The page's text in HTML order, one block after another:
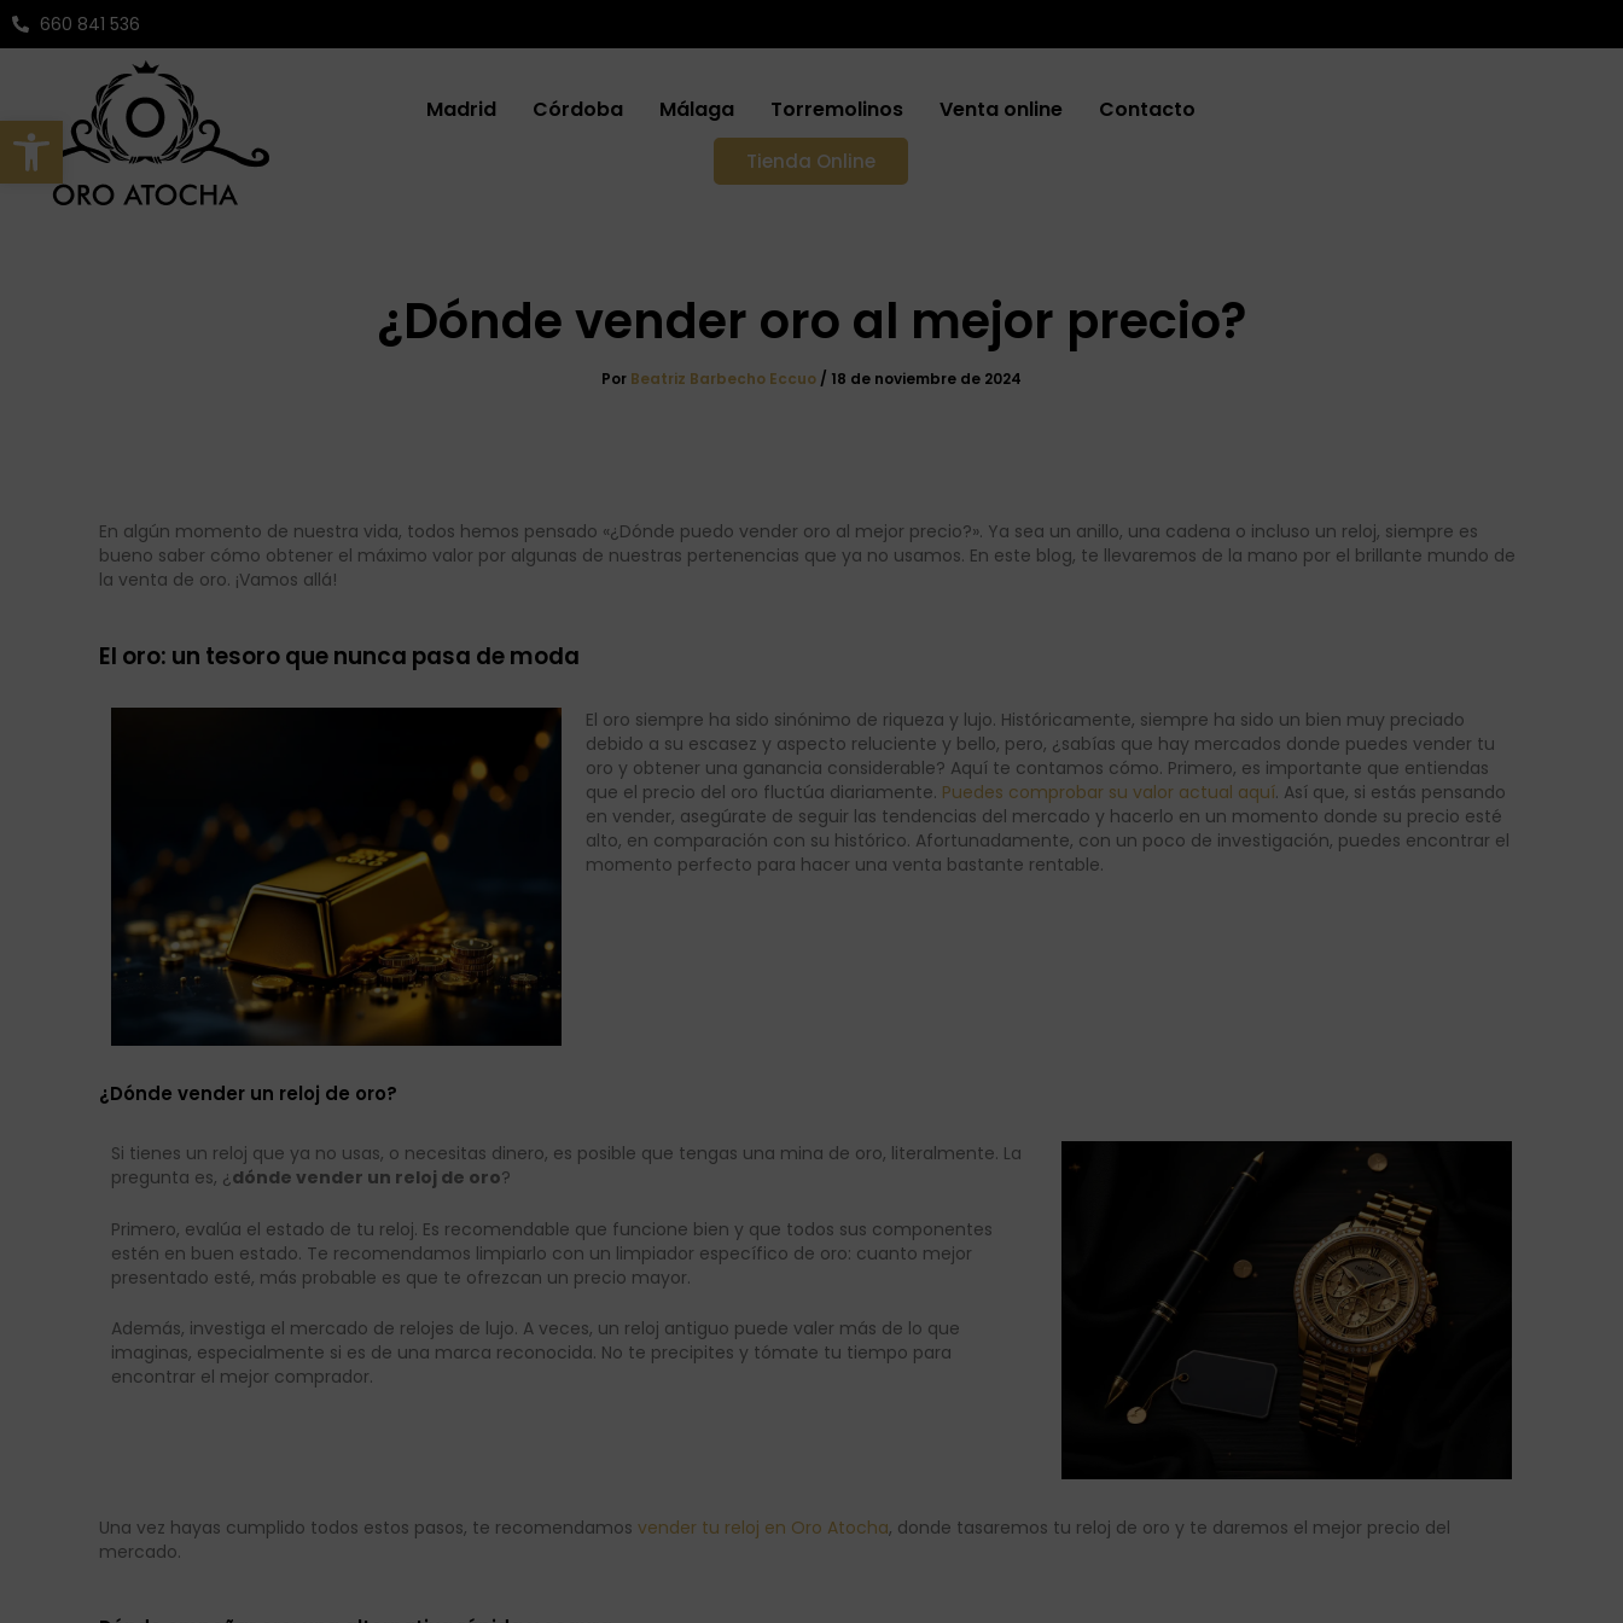
Abrir barra de herramientas
660 841 536
Madrid Córdoba Málaga Torremolinos Venta online Contacto
Tienda Online
¿Dónde vender oro al mejor precio?
Por Beatriz Barbecho Eccuo / 18 de noviembre de 2024
En algún momento de nuestra vida, todos hemos pensado «¿Dónde puedo vender oro al mejor precio?». Ya sea un anillo, una cadena o incluso un reloj, siempre es
bueno saber cómo obtener el máximo valor por algunas de nuestras pertenencias que ya no usamos. En este blog, te llevaremos de la mano por el brillante mundo de
la venta de oro. ¡Vamos allá!
El oro: un tesoro que nunca pasa de moda
El oro siempre ha sido sinónimo de riqueza y lujo. Históricamente, siempre ha sido un bien muy preciado
debido a su escasez y aspecto reluciente y bello, pero, ¿sabías que hay mercados donde puedes vender tu
oro y obtener una ganancia considerable? Aquí te contamos cómo. Primero, es importante que entiendas
que el precio del oro fluctúa diariamente. Puedes comprobar su valor actual aquí. Así que, si estás pensando
en vender, asegúrate de seguir las tendencias del mercado y hacerlo en un momento donde su precio esté
alto, en comparación con su histórico. Afortunadamente, con un poco de investigación, puedes encontrar el
momento perfecto para hacer una venta bastante rentable.
¿Dónde vender un reloj de oro?
Si tienes un reloj que ya no usas, o necesitas dinero, es posible que tengas una mina de oro, literalmente. La
pregunta es, ¿dónde vender un reloj de oro?
Primero, evalúa el estado de tu reloj. Es recomendable que funcione bien y que todos sus componentes
estén en buen estado. Te recomendamos limpiarlo con un limpiador específico de oro: cuanto mejor
presentado esté, más probable es que te ofrezcan un precio mayor.
Además, investiga el mercado de relojes de lujo. A veces, un reloj antiguo puede valer más de lo que
imaginas, especialmente si es de una marca reconocida. No te precipites y tómate tu tiempo para
encontrar el mejor comprador.
Una vez hayas cumplido todos estos pasos, te recomendamos vender tu reloj en Oro Atocha, donde tasaremos tu reloj de oro y te daremos el mejor precio del
mercado.
Navegación
de
entradas